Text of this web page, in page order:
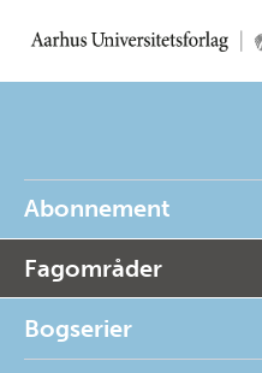
Abonnement
Fagområder
Bogserier